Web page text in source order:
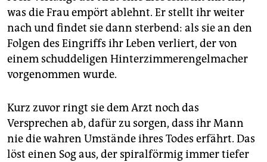
was die Frau empört ablehnt. Er stellt ihr weiter
nach und findet sie dann sterbend: als sie an den
Folgen des Eingriffs ihr Leben verliert, der von
einem schuddeligen Hinterzimmerengelmacher
vorgenommen wurde.
Kurz zuvor ringt sie dem Arzt noch das
Versprechen ab, dafür zu sorgen, dass ihr Mann
nie die wahren Umstände ihres Todes erfährt. Das
löst einen Sog aus, der spiralförmig immer tiefer